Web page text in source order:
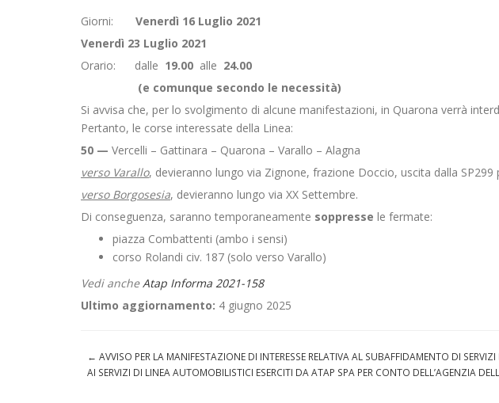
Giorni: Venerdì 16 Luglio 2021
Venerdì 23 Luglio 2021
Orario:
dalle 19.00 alle 24.00
(e comunque secondo le necessità)
Si avvisa che, per lo svolgimento di alcune manifestazioni, in Quarona verrà
Pertanto, le corse interessate della Linea:
50 — Vercelli – Gattinara – Quarona – Varallo – Alagna
verso Varallo, devieranno lungo via Zignone, frazione Doccio, uscita dalla SP299
verso Borgosesia, devieranno lungo via XX Settembre.
Di conseguenza, saranno temporaneamente soppresse le fermate:
piazza Combattenti (ambo i sensi)
corso Rolandi civ. 187 (solo verso Varallo)
Vedi ancheAtap Informa 2021-158
Ultimo aggiornamento: 4 giugno 2025
← AVVISO PER LA MANIFESTAZIONE DI INTERESSE RELATIVA AL SUBAFFIDAMENTO DI
AI SERVIZI DI LINEA AUTOMOBILISTICI ESERCITI DA ATAP SPA PER CONTO DELL’AGENZIA